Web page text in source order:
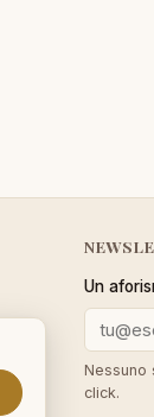
Un
Nessuno
click.